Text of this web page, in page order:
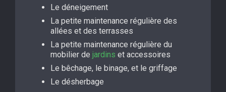
Le déneigement
La petite maintenance régulière des
allées et des terrasses
La petite maintenance régulière du
mobilier de jardins et accessoires
Le bêchage, le binage, et le griffage
Le désherbage